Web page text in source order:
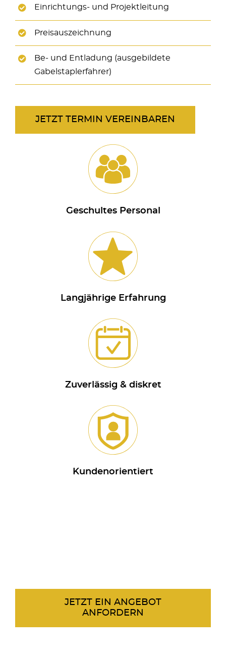
Einrichtungs- und Projektleitung
Preisauszeichnung
Be- und Entladung (ausgebildete
Gabelstaplerfahrer)
JETZT TERMIN VEREINBAREN
Geschultes Personal
Langjährige Erfahrung
Zuverlässig & diskret
Kundenorientiert
JETZT EIN ANGEBOT
ANFORDERN